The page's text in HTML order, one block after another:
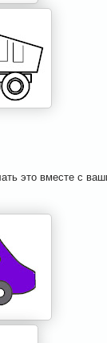
это вместе с